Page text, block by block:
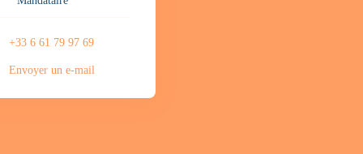
+33 6 61 79 97 69
Envoyer un e-mail